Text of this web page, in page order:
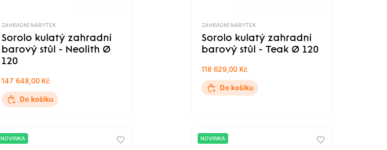
ZAHRADNÍ NÁBYTEK
Sorolo kulatý zahradní
barový stůl - Neolith Ø
120
147 648,00 Kč
Do košíku
ZAHRADNÍ NÁBYTEK
Sorolo kulatý zahradní
barový stůl - Teak Ø 120
118 629,00 Kč
Do košíku
NOVINKA NOVINKA